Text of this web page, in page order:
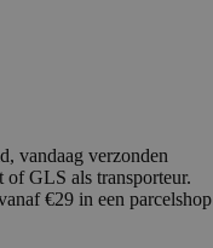
vandaag verzonden
of GLS als transporteur.
€29 in een parcelshop